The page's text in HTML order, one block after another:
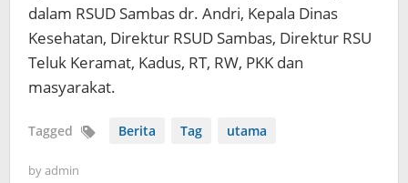
dalam RSUD Sambas dr. Andri, Kepala Dinas
Kesehatan, Direktur RSUD Sambas, Direktur RSU
Teluk Keramat, Kadus, RT, RW, PKK dan
masyarakat.
Tagged Berita Tag utama
byadmin